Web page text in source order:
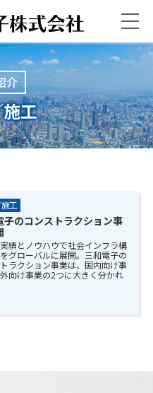
介
工
工
子のコンストラクション事
績とノウハウで社会インフラ構
グローバルに展開。三和電子の
ラクション事業は、国内向け事
向け事業の2つに大きく分かれ